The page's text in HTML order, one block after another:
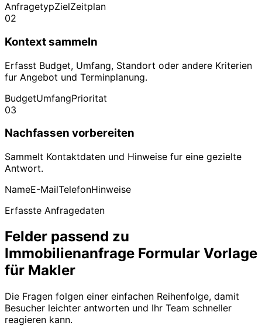
AnfragetypZielZeitplan
02
Kontext sammeln
Erfasst Budget, Umfang, Standort oder andere Kriterien
fur Angebot und Terminplanung.
BudgetUmfangPrioritat
03
Nachfassen vorbereiten
Sammelt Kontaktdaten und Hinweise fur eine gezielte
Antwort.
NameE-MailTelefonHinweise
Erfasste Anfragedaten
Felder passend zu
Immobilienanfrage Formular Vorlage
für Makler
Die Fragen folgen einer einfachen Reihenfolge, damit
Besucher leichter antworten und Ihr Team schneller
reagieren kann.